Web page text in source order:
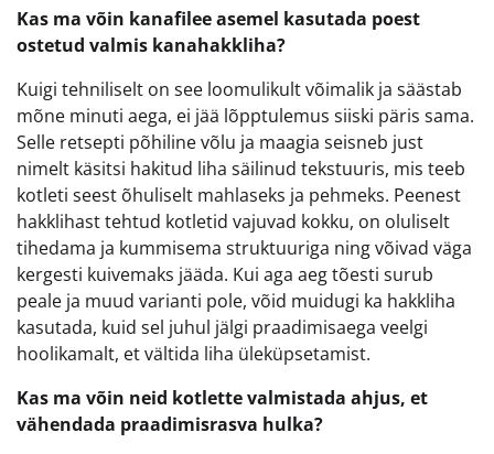
Kas ma võin kanafilee asemel kasutada poest
ostetud valmis kanahakkliha?
Kuigi tehniliselt on see loomulikult võimalik ja säästab
mõne minuti aega, ei jää lõpptulemus siiski päris sama.
Selle retsepti põhiline võlu ja maagia seisneb just
nimelt käsitsi hakitud liha säilinud tekstuuris, mis teeb
kotleti seest õhuliselt mahlaseks ja pehmeks. Peenest
hakklihast tehtud kotletid vajuvad kokku, on oluliselt
tihedama ja kummisema struktuuriga ning võivad väga
kergesti kuivemaks jääda. Kui aga aeg tõesti surub
peale ja muud varianti pole, võid muidugi ka hakkliha
kasutada, kuid sel juhul jälgi praadimisaega veelgi
hoolikamalt, et vältida liha üleküpsetamist.
Kas ma võin neid kotlette valmistada ahjus, et
vähendada praadimisrasva hulka?